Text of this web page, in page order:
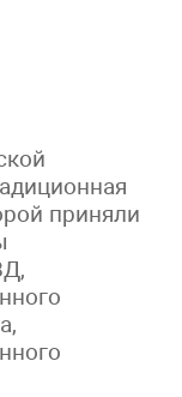
приняли